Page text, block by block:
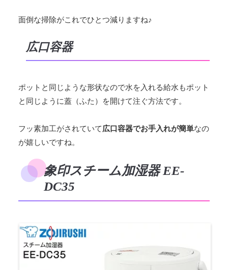
面倒な掃除がこれでひとつ減りますね♪
広口容器
ポットと同じような形状なので水を入れる給水もポット
と同じように蓋（ふた）を開けて注ぐ方法です。
フッ素加工がされていて広口容器でお手入れが簡単なの
が嬉しいですね。
象印スチーム加湿器 EE-
DC35